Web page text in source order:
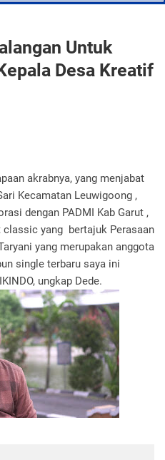
Untuk
Desa Kreatif
akrabnya, yang menjabat
Kecamatan Leuwigoong ,
dengan PADMI Kab Garut ,
classic yang bertajuk Perasaan
yang merupakan anggota
single terbaru saya ini
ungkap Dede.